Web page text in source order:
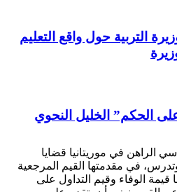
التربية حول واقع التعليم
الحكم” الخليل النحوي
الراهن في موريتانيا قضايا
في مقدمتها القيم المرجعية
الوفاء وقيم التداول على